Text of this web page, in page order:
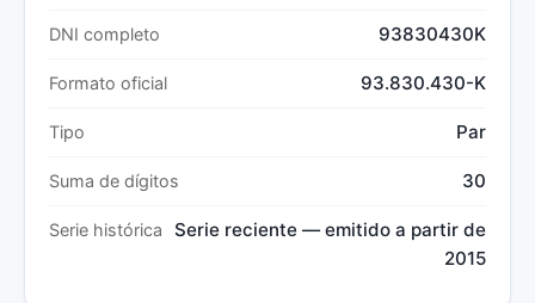
DNI completo 93830430K
Formato oficial 93.830.430-K
Tipo Par
Suma de dígitos 30
Serie histórica
Serie reciente — emitido a partir de
2015